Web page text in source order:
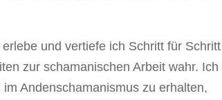
und vertiefe ich Schritt für Schritt
zur schamanischen Arbeit wahr. Ich
Andenschamanismus zu erhalten,